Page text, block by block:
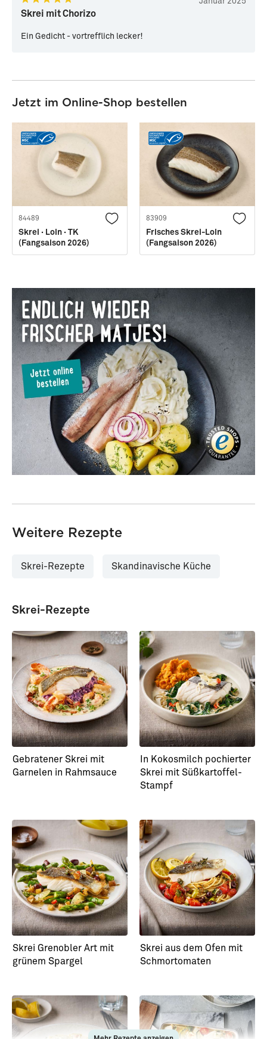
Skrei mit Chorizo
Ein Gedicht - vortrefflich lecker!
Jetzt im Online-Shop bestellen
84489
Skrei · Loin · TK
(Fangsaison 2026)
83909
Frisches Skrei-Loin
(Fangsaison 2026)
Weitere Rezepte
Skrei-Rezepte Skandinavische Küche
Skrei-Rezepte
Gebratener Skrei mit
Garnelen in Rahmsauce
In Kokosmilch pochierter
Skrei mit Süßkartoffel-
Stampf
Skrei Grenobler Art mit
grünem Spargel
Skrei aus dem Ofen mit
Schmortomaten